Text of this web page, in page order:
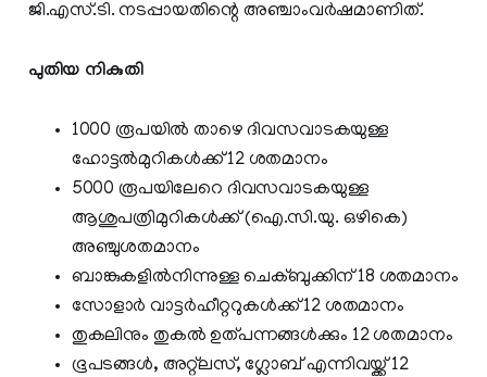
ജി.എസ്.ടി. നടപ്പായതിന്റെ അഞ്ചാംവര്‍ഷമാണിത്.
പുതിയ നികുതി
1000 രൂപയില്‍ താഴെ ദിവസവാടകയുള്ള
ഹോട്ടല്‍മുറികള്‍ക്ക് 12 ശതമാനം
5000 രൂപയിലേറെ ദിവസവാടകയുള്ള
ആശുപത്രിമുറികള്‍ക്ക് (ഐ.സി.യു. ഒഴികെ)
അഞ്ചുശതമാനം
ബാങ്കുകളില്‍നിന്നുള്ള ചെക്ബുക്കിന് 18 ശതമാനം
സോളാര്‍ വാട്ടര്‍ഹീറ്ററുകള്‍ക്ക് 12 ശതമാനം
തുകലിനും തുകല്‍ ഉത്പന്നങ്ങള്‍ക്കും 12 ശതമാനം
ഭൂപടങ്ങള്‍, അറ്റ്‌ലസ്, ഗ്ലോബ് എന്നിവയ്ക്ക് 12